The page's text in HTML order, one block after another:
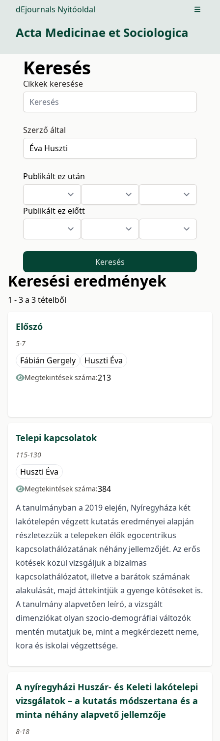
dEjournals Nyitóoldal Open
Acta Medicinae et Sociologica
Keresés
Cikkek keresése
Szerző által
Publikált ez után
Publikált ez előtt
Keresés
Keresési eredmények
1 - 3 a 3 tételből
Előszó
5-7
Fábián Gergely Huszti Éva
Megtekintések száma:213
Telepi kapcsolatok
115-130
Huszti Éva
Megtekintések száma:384
A tanulmányban a 2019 elején, Nyíregyháza két
lakótelepén végzett kutatás eredményei alapján
részletezzük a telepeken élők egocentrikus
kapcsolathálózatának néhány jellemzőjét. Az erős
kötések közül vizsgáljuk a bizalmas
kapcsolathálózatot, illetve a barátok számának
alakulását, majd áttekintjük a gyenge kötéseket is.
A tanulmány alapvetően leíró, a vizsgált
dimenziókat olyan szocio-demográfiai változók
mentén mutatjuk be, mint a megkérdezett neme,
kora és iskolai végzettsége.
A nyíregyházi Huszár- és Keleti lakótelepi
vizsgálatok – a kutatás módszertana és a
minta néhány alapvető jellemzője
8-18